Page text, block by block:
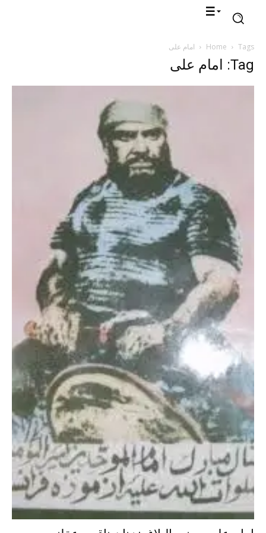
Home Tags امام علی
Tag: امام علی